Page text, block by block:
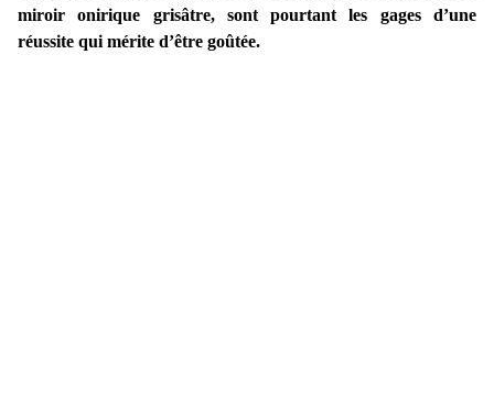
miroir onirique grisâtre, sont pourtant les gages d’une
réussite qui mérite d’être goûtée.